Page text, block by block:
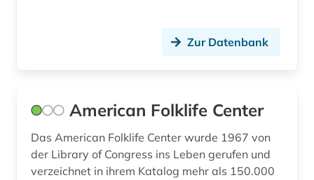
gedenktag (1)
gedichte (1)
gegenkultur (1)
Zur Datenbank
American Folklife Center
Das American Folklife Center wurde 1967 von
der Library of Congress ins Leben gerufen und
verzeichnet in ihrem Katalog mehr als 150.000